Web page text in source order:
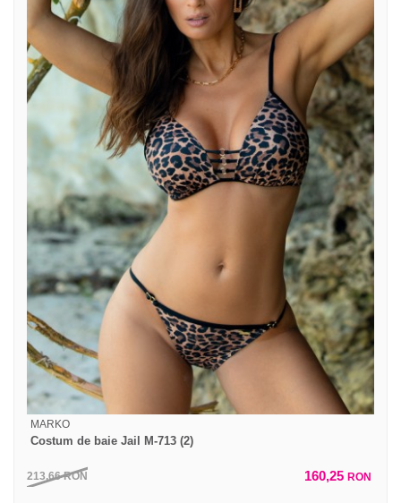
MARKO
Costum de baie Jail M-713 (2)
213,66RON 160,25 RON